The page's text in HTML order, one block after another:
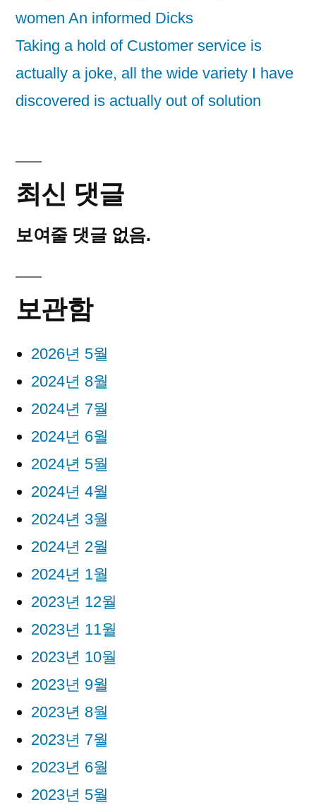
women An informed Dicks
Taking a hold of Customer service is
actually a joke, all the wide variety I have
discovered is actually out of solution
최신 댓글
보여줄 댓글 없음.
보관함
2026년 5월
2024년 8월
2024년 7월
2024년 6월
2024년 5월
2024년 4월
2024년 3월
2024년 2월
2024년 1월
2023년 12월
2023년 11월
2023년 10월
2023년 9월
2023년 8월
2023년 7월
2023년 6월
2023년 5월